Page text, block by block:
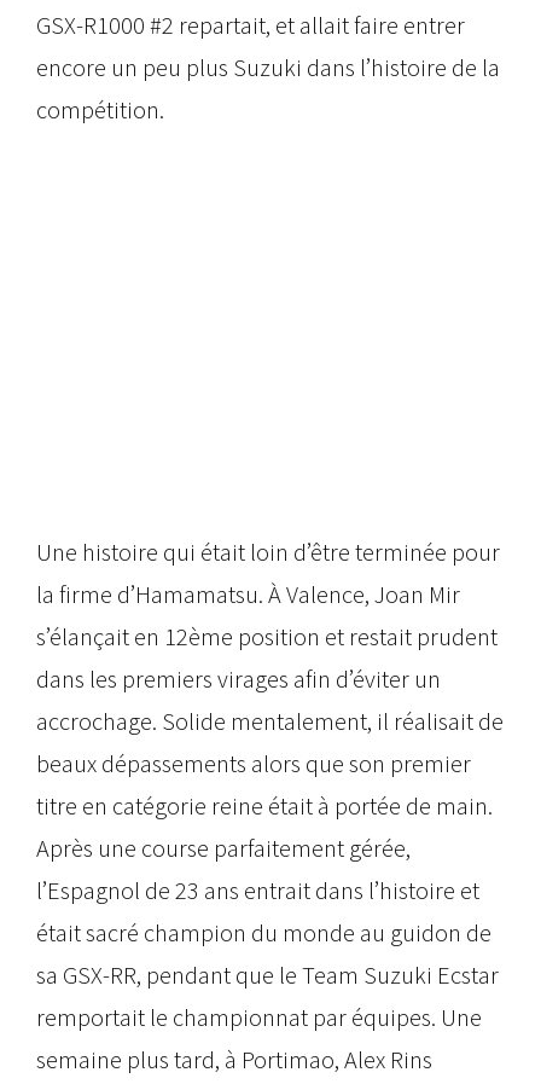
GSX-R1000 #2 repartait, et allait faire entrer
encore un peu plus Suzuki dans l’histoire de la
compétition.
Une histoire qui était loin d’être terminée pour
la firme d’Hamamatsu. À Valence, Joan Mir
s’élançait en 12ème position et restait prudent
dans les premiers virages afin d’éviter un
accrochage. Solide mentalement, il réalisait de
beaux dépassements alors que son premier
titre en catégorie reine était à portée de main.
Après une course parfaitement gérée,
l’Espagnol de 23 ans entrait dans l’histoire et
était sacré champion du monde au guidon de
sa GSX-RR, pendant que le Team Suzuki Ecstar
remportait le championnat par équipes. Une
semaine plus tard, à Portimao, Alex Rins